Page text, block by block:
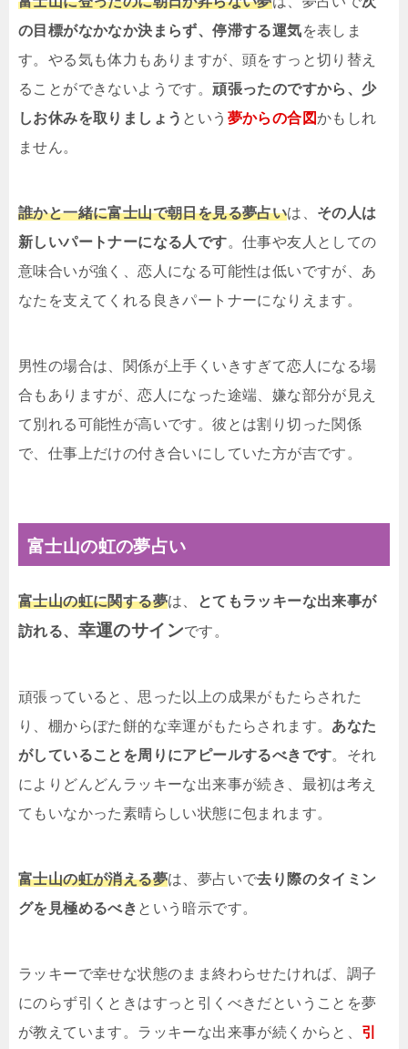
の目標がなかなか決まらず、停滞する運気を表しま
す。やる気も体力もありますが、頭をすっと切り替え
ることができないようです。頑張ったのですから、少
しお休みを取りましょう という 夢からの合図かもしれ
ません。
誰かと一緒に富士山で朝日を見る夢占いは、 その人は
新しいパートナーになる人です。仕事や友人としての
意味合いが強く、恋人になる可能性は低いですが、あ
なたを支えてくれる良きパートナーになりえます。
男性の場合は、関係が上手くいきすぎて恋人になる場
合もありますが、恋人になった途端、嫌な部分が見え
て別れる可能性が高いです。彼とは割り切った関係
で、仕事上だけの付き合いにしていた方が吉です。
富士山の虹の夢占い
富士山の虹に関する夢は、
とてもラッキーな出来事が
訪れる、 幸運のサインです。
頑張っていると、思った以上の成果がもたらされた
り、棚からぼた餅的な幸運がもたらされます。 あなた
がしていることを周りにアピールするべきです。それ
によりどんどんラッキーな出来事が続き、最初は考え
てもいなかった素晴らしい状態に包まれます。
富士山の虹が消える夢は、夢占いで去り際のタイミン
グを見極めるべき という暗示です。
ラッキーで幸せな状態のまま終わらせたければ、調子
にのらず引くときはすっと引くべきだということを夢
が教えています。ラッキーな出来事が続くからと、 引